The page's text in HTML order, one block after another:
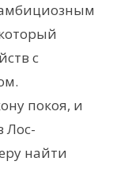
с
покоя, и
Лос-
найти